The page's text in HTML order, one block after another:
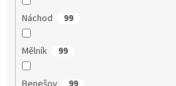
Náchod 99
Mělník 99